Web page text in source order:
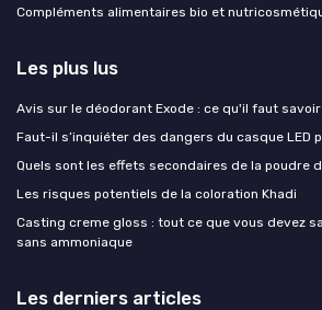
Compléments alimentaires bio et
Les plus lus
Avis sur le déodorant Exode : ce qu'il faut savoir
Faut-il s’inquiéter des dangers du casque LED
Quels sont les effets secondaires de la poudre
Les risques potentiels de la coloration Khadi
Casting creme gloss : tout ce que vous devez
sans ammoniaque
Les derniers articles